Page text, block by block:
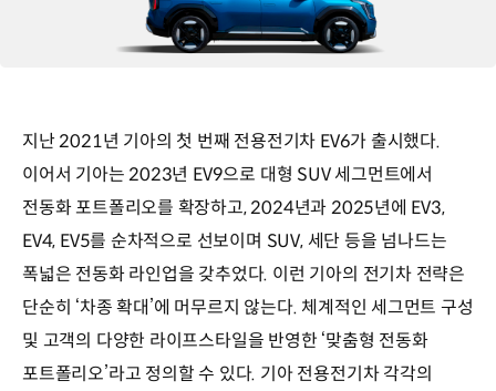
모델별
특징
미니멀
디자인,
SUV
실용성,
고객
접근성
EV4:
지난 2021년 기아의 첫 번째 전용전기차 EV6가 출시했다.
이어서 기아는 2023년 EV9으로 대형 SUV 세그먼트에서
전동화 포트폴리오를 확장하고, 2024년과 2025년에 EV3,
EV4, EV5를 순차적으로 선보이며 SUV, 세단 등을 넘나드는
폭넓은 전동화 라인업을 갖추었다. 이런 기아의 전기차 전략은
단순히 ‘차종 확대’에 머무르지 않는다. 체계적인 세그먼트 구성
및 고객의 다양한 라이프스타일을 반영한 ‘맞춤형 전동화
포트폴리오’라고 정의할 수 있다. 기아 전용전기차 각각의